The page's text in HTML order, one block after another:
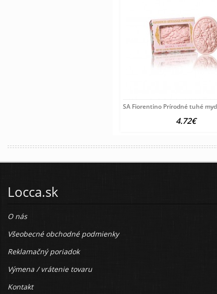
SA Fiorentino Prírodné tuhé
4.72€
Locca.sk
O nás
Všeobecné obchodné podmienky
Reklamačný poriadok
Výmena / vrátenie tovaru
Kontakt